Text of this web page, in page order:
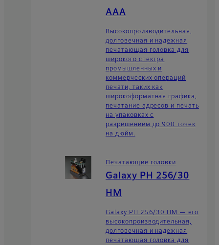
AAA
Высокопроизводительная,
долговечная и надежная
печатающая головка для
широкого спектра
промышленных и
коммерческих операций
печати, таких как
широкоформатная графика,
печатание адресов и печать
на упаковках с
разрешением до 900 точек
на дюйм.
Печатающие головки
Galaxy PH 256/30
HM
Galaxy PH 256/30 HM — это
высокопроизводительная,
долговечная и надежная
печатающая головка для